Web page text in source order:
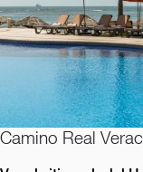
Camino Real